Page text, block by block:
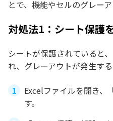
とで、機能やセルのグレー
対処法1：シート保護
シートが保護されていると
れ、グレーアウトが発生する
Excelファイルを開き、
す。